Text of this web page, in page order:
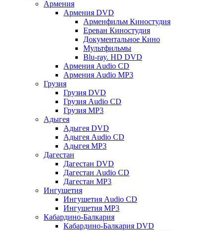
Армения
Армения DVD
Арменфильм Киностудия
Ереван Киностудия
Документальное Кино
Мультфильмы
Blu-ray. HD DVD
Армения Audio CD
Армения Audio MP3
Грузия
Грузия DVD
Грузия Audio CD
Грузия MP3
Адыгея
Адыгея DVD
Адыгея Audio CD
Адыгея MP3
Дагестан
Дагестан DVD
Дагестан Audio CD
Дагестан MP3
Ингушетия
Ингушетия Audio CD
Ингушетия MP3
Кабардино-Балкария
Кабардино-Балкария DVD